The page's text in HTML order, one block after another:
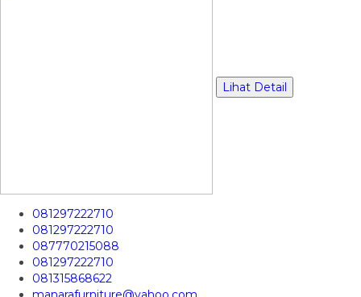
Lihat Detail
081297222710
081297222710
087770215088
081297222710
081315868622